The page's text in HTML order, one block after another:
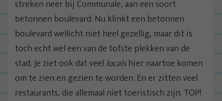
streken neer bij Communale, aan een soort
betonnen boulevard. Nu klinkt een betonnen
boulevard wellicht niet heel gezellig, maar dit is
toch echt wel een van de tofste plekken van de
stad. Je ziet ook dat veel localshier naartoe komen
om te zien en gezien te worden. En er zitten veel
restaurants, die allemaal níet toeristisch zijn. TOP!